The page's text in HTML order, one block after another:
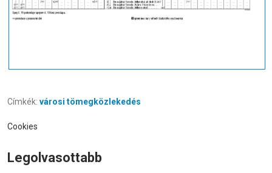
Címkék: városi tömegközlekedés
Cookies
Legolvasottabb